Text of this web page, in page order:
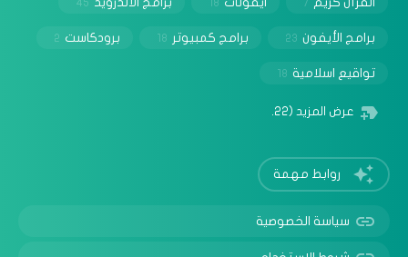
7
18
45
برامج الأيفون 23 برامج كمبيوتر 18 برودكاست 2
تواقيع اسلامية 18
عرض المزيد (22)
روابط مهمة
سياسة الخصوصية